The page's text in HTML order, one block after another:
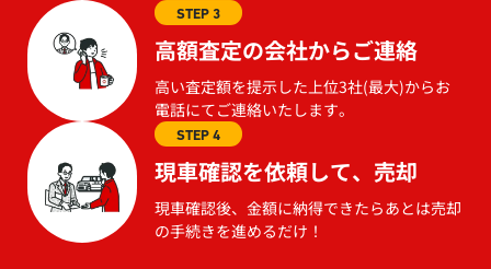
STEP 3
高額査定の会社からご連絡
高い査定額を提示した上位3社(最大)からお
電話にてご連絡いたします。
STEP 4
現車確認を依頼して、売却
現車確認後、金額に納得できたらあとは売却
の手続きを進めるだけ！